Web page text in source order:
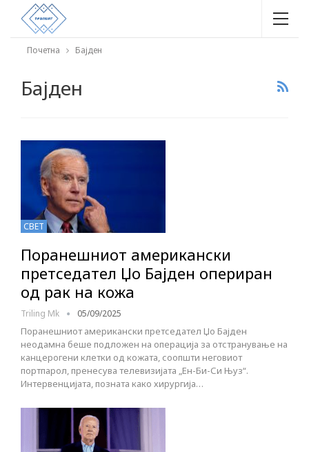
Почетна Бајден
Бајден
СВЕТ
Поранешниот американски
претседател Џо Бајден опериран
од рак на кожа
Triling Mk 05/09/2025
Поранешниот американски претседател Џо Бајден
неодамна беше подложен на операција за отстранување на
канцерогени клетки од кожата, соопшти неговиот
портпарол, пренесува телевизијата „Ен-Би-Си Њуз“.
Интервенцијата, позната како хирургија…